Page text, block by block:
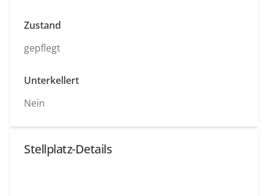
Zustand
gepflegt
Unterkellert
Nein
Stellplatz-Details